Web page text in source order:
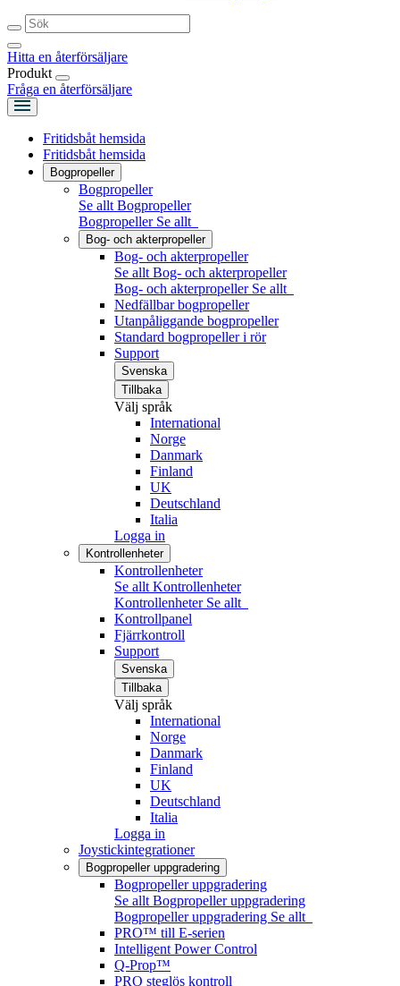
Hitta en återförsäljare
Produkt
Fråga en återförsäljare
Fritidsbåt hemsida
Fritidsbåt hemsida
Bogpropeller
Bogpropeller
Se allt Bogpropeller
Bogpropeller Se allt
Bog- och akterpropeller
Bog- och akterpropeller
Se allt Bog- och akterpropeller
Bog- och akterpropeller Se allt
Nedfällbar bogpropeller
Utanpåliggande bogpropeller
Standard bogpropeller i rör
Support
Svenska
Tillbaka
Välj språk
International
Norge
Danmark
Finland
UK
Deutschland
Italia
Logga in
Kontrollenheter
Kontrollenheter
Se allt Kontrollenheter
Kontrollenheter Se allt
Kontrollpanel
Fjärrkontroll
Support
Svenska
Tillbaka
Välj språk
International
Norge
Danmark
Finland
UK
Deutschland
Italia
Logga in
Joystickintegrationer
Bogpropeller uppgradering
Bogpropeller uppgradering
Se allt Bogpropeller uppgradering
Bogpropeller uppgradering Se allt
PRO™ till E-serien
Intelligent Power Control
Q-Prop™
PRO steglös kontroll